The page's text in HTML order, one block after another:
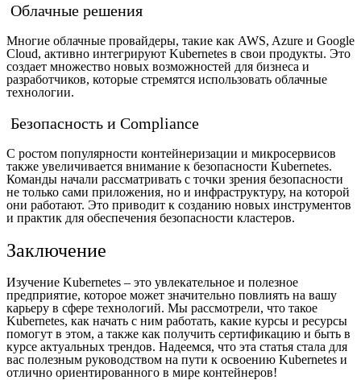
Облачные решения
Многие облачные провайдеры, такие как AWS, Azure и Google
Cloud, активно интегрируют Kubernetes в свои продукты. Это
создает множество новых возможностей для бизнеса и
разработчиков, которые стремятся использовать облачные
технологии.
Безопасность и Compliance
С ростом популярности контейнеризации и микросервисов
также увеличивается внимание к безопасности Kubernetes.
Команды начали рассматривать с точки зрения безопасности
не только сами приложения, но и инфраструктуру, на которой
они работают. Это приводит к созданию новых инструментов
и практик для обеспечения безопасности кластеров.
Заключение
Изучение Kubernetes – это увлекательное и полезное
предприятие, которое может значительно повлиять на вашу
карьеру в сфере технологий. Мы рассмотрели, что такое
Kubernetes, как начать с ним работать, какие курсы и ресурсы
помогут в этом, а также как получить сертификацию и быть в
курсе актуальных трендов. Надеемся, что эта статья стала для
вас полезным руководством на пути к освоению Kubernetes и
отлично ориентированного в мире контейнеров!